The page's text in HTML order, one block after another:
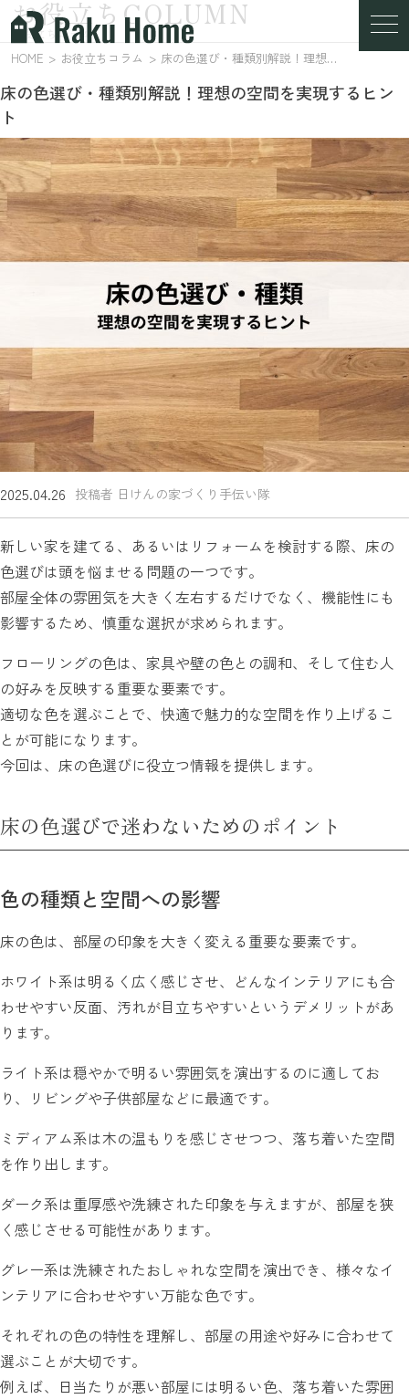
お役立ちコラム
お役立ちCOLUMN
HOME お役立ちコラム 床の色選び・種類別解説！理想の空間を実現するヒント
床の色選び・種類別解説！理想の空間を実現するヒン
ト
2025.04.26 投稿者 日けんの家づくり手伝い隊
新しい家を建てる、あるいはリフォームを検討する際、床の
色選びは頭を悩ませる問題の一つです。
部屋全体の雰囲気を大きく左右するだけでなく、機能性にも
影響するため、慎重な選択が求められます。
フローリングの色は、家具や壁の色との調和、そして住む人
の好みを反映する重要な要素です。
適切な色を選ぶことで、快適で魅力的な空間を作り上げるこ
とが可能になります。
今回は、床の色選びに役立つ情報を提供します。
床の色選びで迷わないためのポイント
色の種類と空間への影響
床の色は、部屋の印象を大きく変える重要な要素です。
ホワイト系は明るく広く感じさせ、どんなインテリアにも合
わせやすい反面、汚れが目立ちやすいというデメリットがあ
ります。
ライト系は穏やかで明るい雰囲気を演出するのに適してお
り、リビングや子供部屋などに最適です。
ミディアム系は木の温もりを感じさせつつ、落ち着いた空間
を作り出します。
ダーク系は重厚感や洗練された印象を与えますが、部屋を狭
く感じさせる可能性があります。
グレー系は洗練されたおしゃれな空間を演出でき、様々なイ
ンテリアに合わせやすい万能な色です。
それぞれの色の特性を理解し、部屋の用途や好みに合わせて
選ぶことが大切です。
例えば、日当たりが悪い部屋には明るい色、落ち着いた雰囲